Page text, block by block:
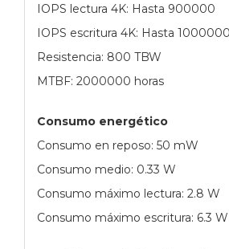
IOPS lectura 4K: Hasta 900000
IOPS escritura 4K: Hasta 1000000
Resistencia: 800 TBW
MTBF: 2000000 horas
Consumo energético
Consumo en reposo: 50 mW
Consumo medio: 0.33 W
Consumo máximo lectura: 2.8 W
Consumo máximo escritura: 6.3 W